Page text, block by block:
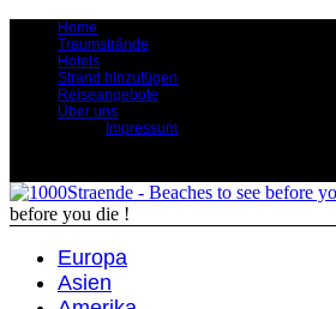
Home
Traumstrände
Hotels
Strand hinzufügen
Reiseangebote
Über uns
Impressum
before you die !
Europa
Asien